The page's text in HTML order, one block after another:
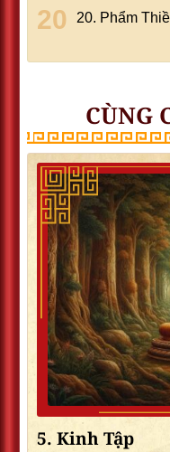
20. Phẩm
CÙNG
5. Kinh Tập